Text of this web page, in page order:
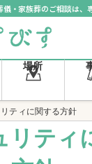
・家族葬のご相談は、
場所
ティに関する方針
リティ